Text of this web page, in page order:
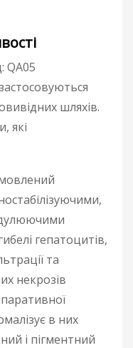
QA05
шляхів.
які
гепатоцитів,
та
некрозів
в них
і пігментний